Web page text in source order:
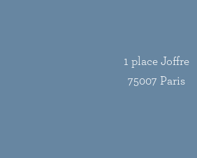
1 place Joffre
75007 Paris